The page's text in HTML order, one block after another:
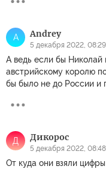
A Andrey
5 декабря 2022, 08:29
А ведь если бы Николай
австрийскому королю
бы было не до России и
Д Дикорос
5 декабря 2022, 08:48
От куда они взяли